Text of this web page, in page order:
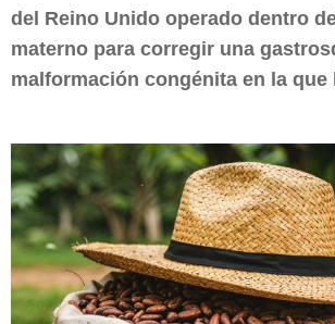
del Reino Unido operado dentro
materno para corregir una
malformación congénita en la